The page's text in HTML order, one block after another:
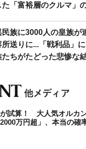
た「富裕層のクルマ」
民族に3000人の皇族が
所送りに...「戦利品」
たちがたどった悲惨な
試算！ 大人気オルカ
2000万円超」、本当の確